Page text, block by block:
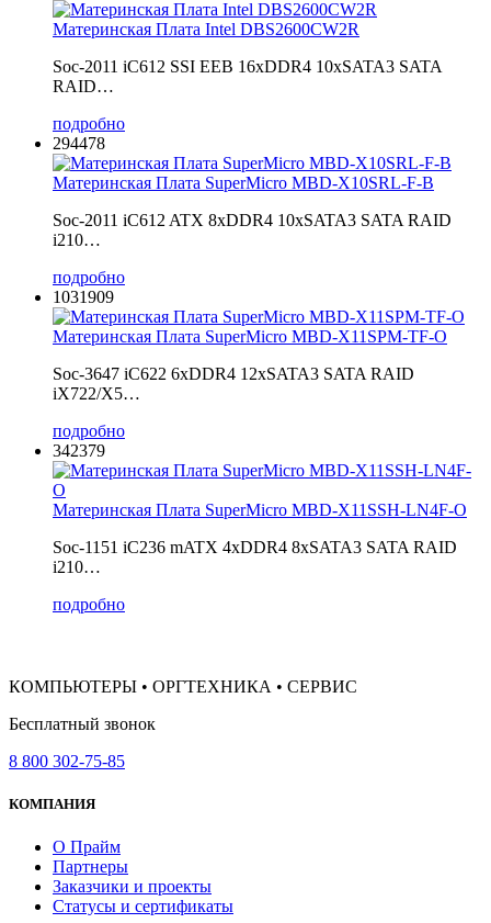
Материнская Плата Intel DBS2600CW2R
Soc-2011 iC612 SSI EEB 16xDDR4 10xSATA3 SATA
RAID…
подробно
294478
Материнская Плата SuperMicro MBD-X10SRL-F-B
Soc-2011 iC612 ATX 8xDDR4 10xSATA3 SATA RAID
i210…
подробно
1031909
Материнская Плата SuperMicro MBD-X11SPM-TF-O
Soc-3647 iC622 6xDDR4 12xSATA3 SATA RAID
iX722/X5…
подробно
342379
Материнская Плата SuperMicro MBD-X11SSH-LN4F-O
Soc-1151 iC236 mATX 4xDDR4 8xSATA3 SATA RAID
i210…
подробно
КОМПЬЮТЕРЫ • ОРГТЕХНИКА • СЕРВИС
Бесплатный звонок
8 800 302-75-85
КОМПАНИЯ
О Прайм
Партнеры
Заказчики и проекты
Статусы и сертификаты